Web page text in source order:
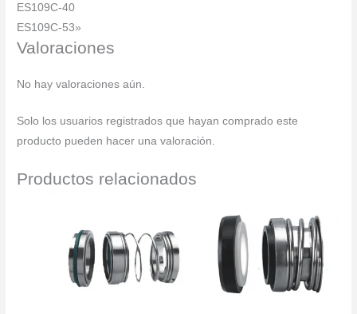
ES109C-40
ES109C-53»
Valoraciones
No hay valoraciones aún.
Solo los usuarios registrados que hayan comprado este
producto pueden hacer una valoración.
Productos relacionados